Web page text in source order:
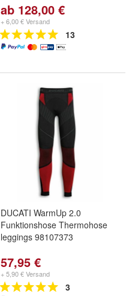
ab 128,00 €
+ 6,00 € Versand
13
DUCATI WarmUp 2.0
Funktionshose Thermohose
leggings 98107373
57,95 €
+ 5,90 € Versand
3